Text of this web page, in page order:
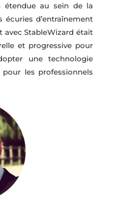
étendue au sein de la
d’entraînement
avec StableWizard était
et progressive pour
une technologie
les professionnels